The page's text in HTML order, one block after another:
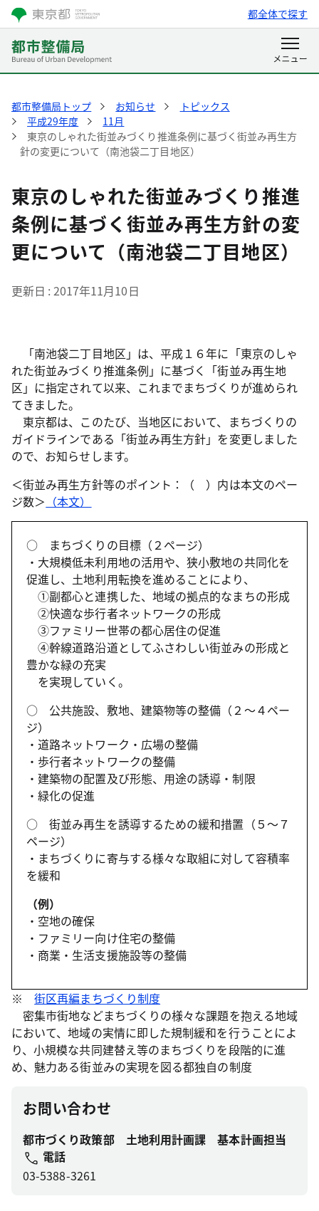
都全体で探す
都市整備局トップ お知らせ
トピックス
平成29年度
11月
東京のしゃれた街並みづくり推進条例に基づく街並み再生方
針の変更について（南池袋二丁目地区）
東京のしゃれた街並みづくり推進
条例に基づく街並み再生方針の変
更について（南池袋二丁目地区）
更新日 2017年11月10日
「南池袋二丁目地区」は、平成１６年に「東京のしゃ
れた街並みづくり推進条例」に基づく「街並み再生地
区」に指定されて以来、これまでまちづくりが進められ
てきました。
東京都は、このたび、当地区において、まちづくりの
ガイドラインである「街並み再生方針」を変更しました
ので、お知らせします。
＜街並み再生方針等のポイント：（ ）内は本文のペー
ジ数＞ （本文）
○ まちづくりの目標（２ページ）
・大規模低未利用地の活用や、狭小敷地の共同化を
促進し、土地利用転換を進めることにより、
①副都心と連携した、地域の拠点的なまちの形成
②快適な歩行者ネットワークの形成
③ファミリー世帯の都心居住の促進
④幹線道路沿道としてふさわしい街並みの形成と
豊かな緑の充実
を実現していく。
○ 公共施設、敷地、建築物等の整備（２～４ペー
ジ）
・道路ネットワーク・広場の整備
・歩行者ネットワークの整備
・建築物の配置及び形態、用途の誘導・制限
・緑化の促進
○ 街並み再生を誘導するための緩和措置（５～７
ページ）
・まちづくりに寄与する様々な取組に対して容積率
を緩和
（例）
・空地の確保
・ファミリー向け住宅の整備
・商業・生活支援施設等の整備
※街区再編まちづくり制度
密集市街地などまちづくりの様々な課題を抱える地域
において、地域の実情に即した規制緩和を行うことによ
り、小規模な共同建替え等のまちづくりを段階的に進
め、魅力ある街並みの実現を図る都独自の制度
お問い合わせ
都市づくり政策部 土地利用計画課 基本計画担当
電話
03-5388-3261